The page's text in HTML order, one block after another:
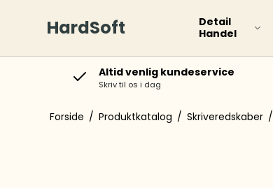
HardSoft
Detail
Handel
Paint Markers
Permanente Markers
Altid venlig kundeservice
Skriv til os i dag
Forside / Produktkatalog / Skriveredskaber /